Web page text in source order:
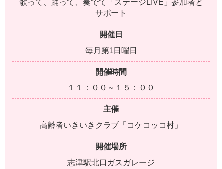
歌って、踊って、奏でて「ステージLIVE」参加者と
サポート
開催日
毎月第1日曜日
開催時間
１１：００～１５：００
主催
高齢者いきいきクラブ「コケコッコ村」
開催場所
志津駅北口ガスガレージ